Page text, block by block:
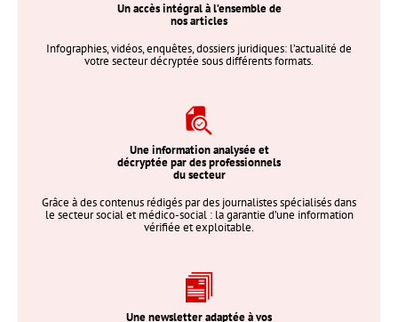
Un accès intégral à l’ensemble de
nos articles
Infographies, vidéos, enquêtes, dossiers juridiques: l’actualité de
votre secteur décryptée sous différents formats.
Une information analysée et
décryptée par des professionnels
du secteur
Grâce à des contenus rédigés par des journalistes spécialisés dans
le secteur social et médico-social : la garantie d’une information
vérifiée et exploitable.
Une newsletter adaptée à vos